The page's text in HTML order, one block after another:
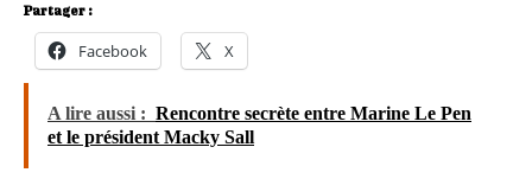
Partager :
Facebook X
A lire aussi : Rencontre secrète entre Marine Le Pen
et le président Macky Sall